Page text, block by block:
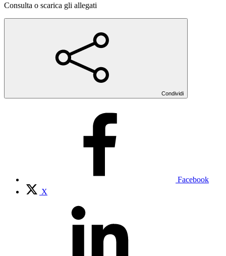
Consulta o scarica gli allegati
Condividi
Facebook
X